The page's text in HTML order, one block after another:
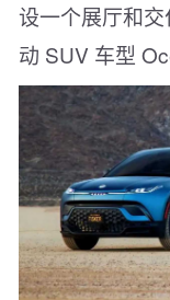
设一个展厅和
动 SUV 车型